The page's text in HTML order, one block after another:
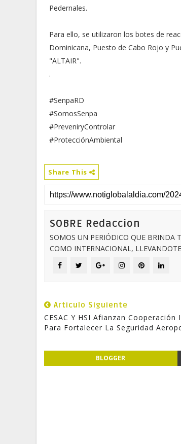
Pedernales.
Para ello, se utilizaron los botes de
Dominicana, Puesto de Cabo Rojo y
"ALTAIR".
.
#SenpaRD
#SomosSenpa
#PreveniryControlar
#ProtecciónAmbiental
Share This
SOBRE Redaccion
SOMOS UN PERIÓDICO QUE BRINDA
COMO INTERNACIONAL,
Articulo Siguiente
CESAC Y HSI Afianzan Cooperación
Para Fortalecer La Seguridad
BLOGGER